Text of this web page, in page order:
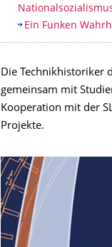
Ein Funken
Die Technikhistoriker
gemeinsam mit
Kooperation mit der
Projekte.